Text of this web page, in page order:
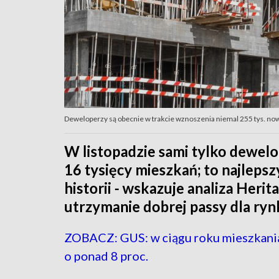
Deweloperzy są obecnie w trakcie wznoszenia niemal 255 tys.
W listopadzie sami tylko
16 tysięcy mieszkań; to
historii - wskazuje analiza
utrzymanie dobrej passy dla
ZOBACZ: GUS: w ciągu roku
o ponad 8 proc.